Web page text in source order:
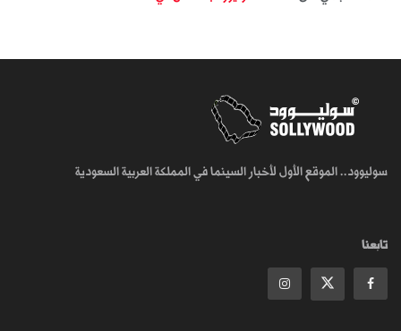
سوليوود.. الموقع الأول لأخبار السينما في المملكة العربية السعودية
تابعنا